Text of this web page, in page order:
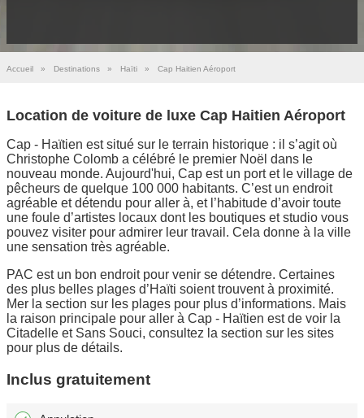
Accueil » Destinations » Haïti » Cap Haitien Aéroport
Location de voiture de luxe Cap Haitien Aéroport
Cap - Haïtien est situé sur le terrain historique : il s’agit où
Christophe Colomb a célébré le premier Noël dans le
nouveau monde. Aujourd'hui, Cap est un port et le village de
pêcheurs de quelque 100 000 habitants. C’est un endroit
agréable et détendu pour aller à, et l’habitude d’avoir toute
une foule d’artistes locaux dont les boutiques et studio vous
pouvez visiter pour admirer leur travail. Cela donne à la ville
une sensation très agréable.
PAC est un bon endroit pour venir se détendre. Certaines
des plus belles plages d’Haïti soient trouvent à proximité.
Mer la section sur les plages pour plus d’informations. Mais
la raison principale pour aller à Cap - Haïtien est de voir la
Citadelle et Sans Souci, consultez la section sur les sites
pour plus de détails.
Inclus gratuitement